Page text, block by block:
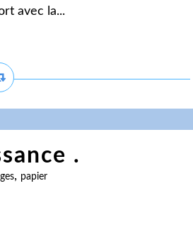
avec la...
.
, papier